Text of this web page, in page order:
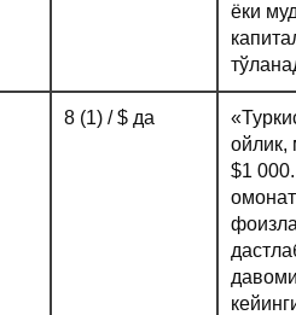
ёки
8 (1) / $ да
ойлик,
$1